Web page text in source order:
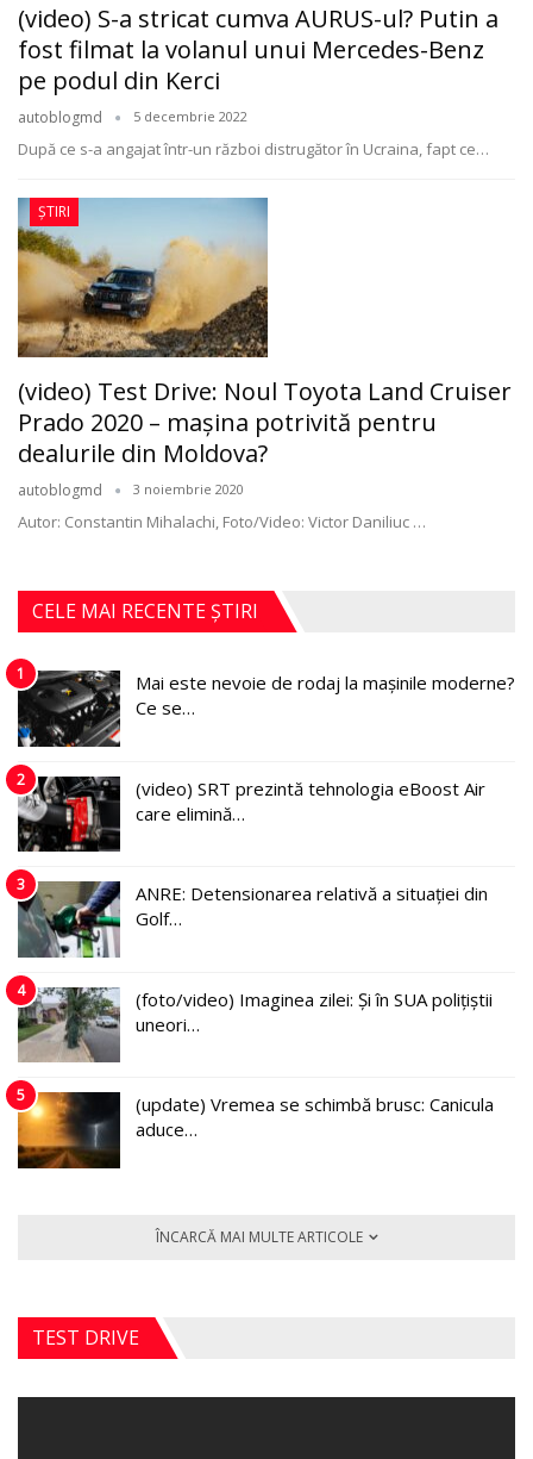
(video) S-a stricat cumva AURUS-ul? Putin a
fost filmat la volanul unui Mercedes-Benz
pe podul din Kerci
autoblogmd 5 decembrie 2022
După ce s-a angajat într-un război distrugător în Ucraina, fapt ce…
ȘTIRI
(video) Test Drive: Noul Toyota Land Cruiser
Prado 2020 – mașina potrivită pentru
dealurile din Moldova?
autoblogmd 3 noiembrie 2020
Autor: Constantin Mihalachi, Foto/Video: Victor Daniliuc …
CELE MAI RECENTE ȘTIRI
1
Mai este nevoie de rodaj la mașinile moderne?
Ce se…
2
(video) SRT prezintă tehnologia eBoost Air
care elimină…
3
ANRE: Detensionarea relativă a situației din
Golf…
4
(foto/video) Imaginea zilei: Și în SUA polițiștii
uneori…
5
(update) Vremea se schimbă brusc: Canicula
aduce…
ÎNCARCĂ MAI MULTE ARTICOLE
TEST DRIVE